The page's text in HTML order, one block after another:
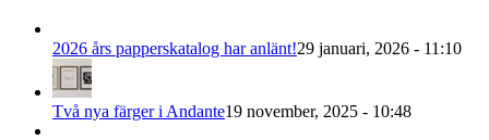
2026 års papperskatalog har anlänt!29 januari, 2026 - 11:10
Två nya färger i Andante19 november, 2025 - 10:48